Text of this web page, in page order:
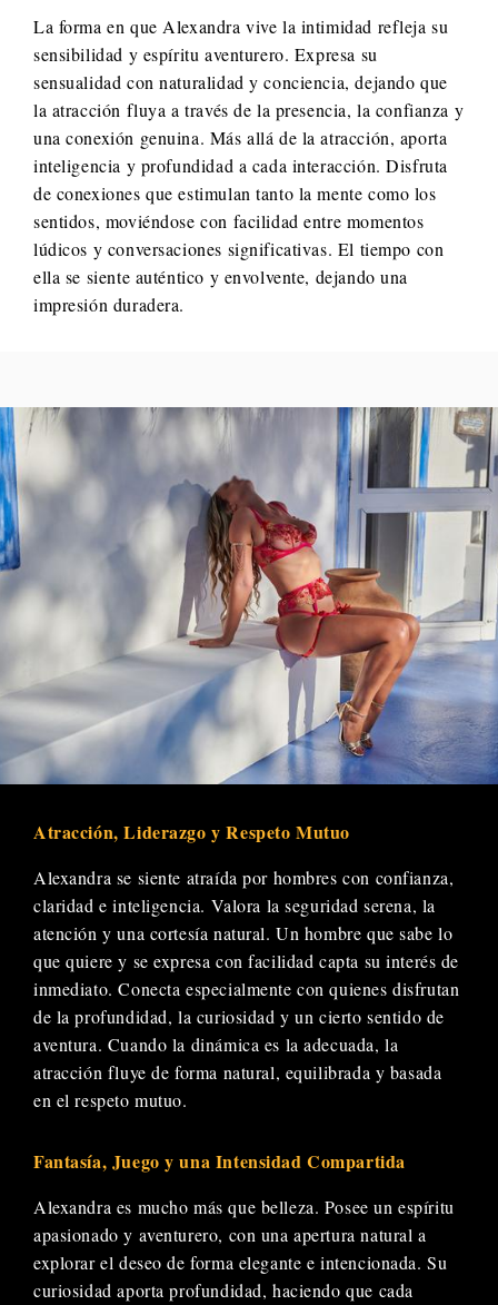
La forma en que Alexandra vive la intimidad refleja su
sensibilidad y espíritu aventurero. Expresa su
sensualidad con naturalidad y conciencia, dejando que
la atracción fluya a través de la presencia, la confianza y
una conexión genuina. Más allá de la atracción, aporta
inteligencia y profundidad a cada interacción. Disfruta
de conexiones que estimulan tanto la mente como los
sentidos, moviéndose con facilidad entre momentos
lúdicos y conversaciones significativas. El tiempo con
ella se siente auténtico y envolvente, dejando una
impresión duradera.
Atracción, Liderazgo y Respeto Mutuo
Alexandra se siente atraída por hombres con confianza,
claridad e inteligencia. Valora la seguridad serena, la
atención y una cortesía natural. Un hombre que sabe lo
que quiere y se expresa con facilidad capta su interés de
inmediato. Conecta especialmente con quienes disfrutan
de la profundidad, la curiosidad y un cierto sentido de
aventura. Cuando la dinámica es la adecuada, la
atracción fluye de forma natural, equilibrada y basada
en el respeto mutuo.
Fantasía, Juego y una Intensidad Compartida
Alexandra es mucho más que belleza. Posee un espíritu
apasionado y aventurero, con una apertura natural a
explorar el deseo de forma elegante e intencionada. Su
curiosidad aporta profundidad, haciendo que cada